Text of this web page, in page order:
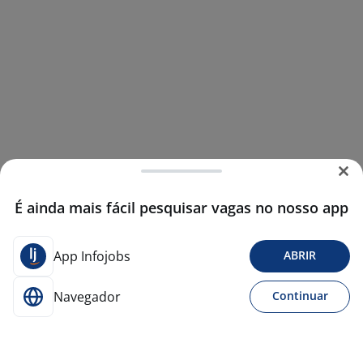
É ainda mais fácil pesquisar vagas no nosso app
App Infojobs ABRIR
Navegador Continuar